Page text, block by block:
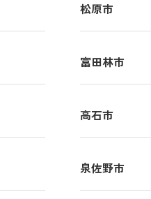
松原市
富田林市
高石市
泉佐野市